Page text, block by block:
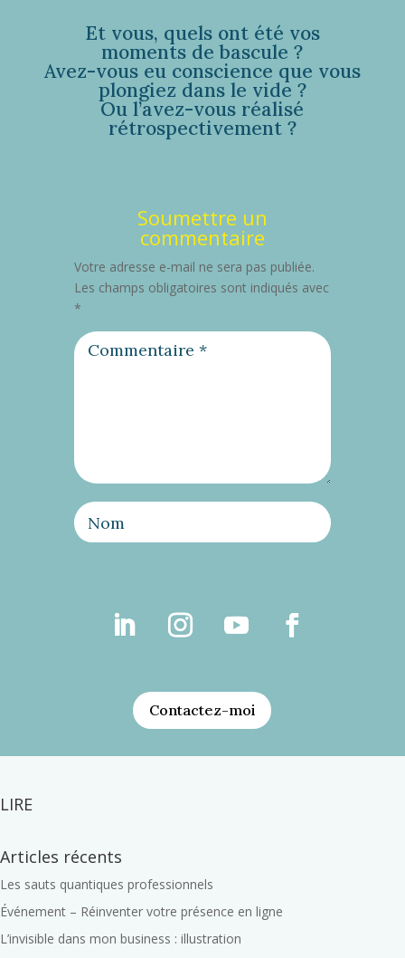
Et vous, quels ont été vos
moments de bascule ?
Avez-vous eu conscience que vous
plongiez dans le vide ?
Ou l’avez-vous réalisé
rétrospectivement ?
Soumettre un
commentaire
Votre adresse e-mail ne sera pas publiée.
Les champs obligatoires sont indiqués avec
*
commentaire
Contactez-moi
LIRE
Articles récents
Les sauts quantiques professionnels
Événement – Réinventer votre présence en ligne
L’invisible dans mon business : illustration